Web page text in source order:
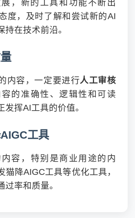
，新的工具和功能不断出
度，及时了解和尝试新的AI
持在技术前沿。
内容，一定要进行人工审核
的准确性、逻辑性和可读
挥AI工具的价值。
工具
容，特别是商业用途的内
猫降AIGC工具等优化工具，
过率和质量。